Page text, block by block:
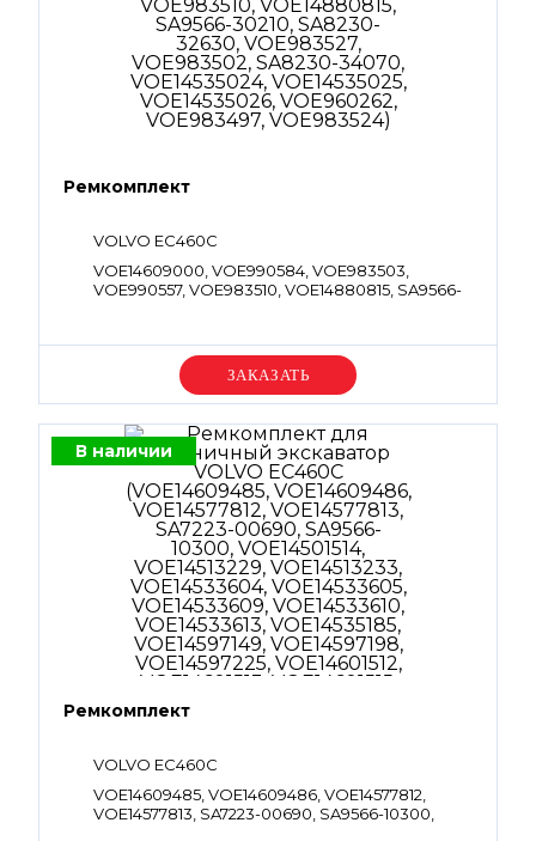
Ремкомплект
VOLVO EC460C
VOE14609000, VOE990584, VOE983503,
VOE990557, VOE983510, VOE14880815, SA9566-
VOE14535026, VOE960262, VOE983497,
VOE983524
Уточняйте цену
В наличии
Ремкомплект
VOLVO EC460C
VOE14609485, VOE14609486, VOE14577812,
VOE14577813, SA7223-00690, SA9566-10300,